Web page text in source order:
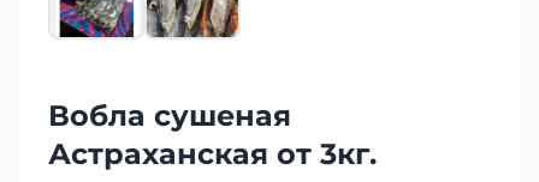
Вобла сушеная
Астраханская от 3кг.